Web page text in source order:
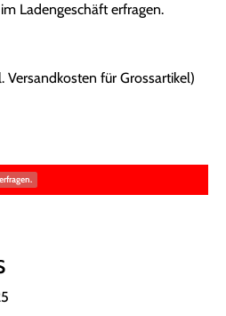
Ladengeschäft erfragen.
Versandkosten für Grossartikel)